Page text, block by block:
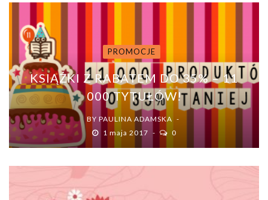
PROMOCJE
KSIĄŻKI Z RABATEM DO 35% – 11
000 TYTUŁÓW!
BY PAULINA ADAMSKA
1 maja 2017
0